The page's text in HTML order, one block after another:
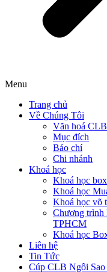
Menu
Trang chủ
Về Chúng Tôi
Văn hoá
Mục đích
Báo chí
Chi nhánh
Khoá học
Khoá học
Khoá học
Khoá học võ
Chương trình
TPHCM
Khoá học
Liên hệ
Tin Tức
Cúp CLB Ngôi